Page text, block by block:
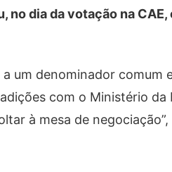
no dia da votação na
a um denominador comum
com o Ministério da
à mesa de